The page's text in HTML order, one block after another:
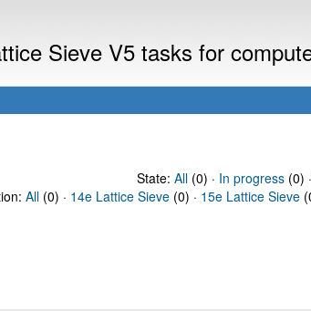
Sieve V5 tasks for
State: All(0) · In progress(0) ·
All (0) · 14e Lattice Sieve (0) · 15e Lattice Sieve